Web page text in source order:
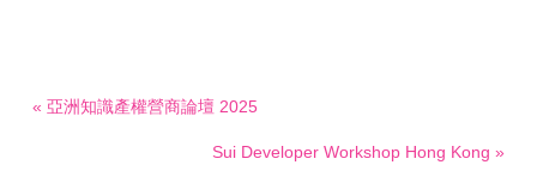
« 亞洲知識產權營商論壇 2025
Sui Developer Workshop Hong Kong »